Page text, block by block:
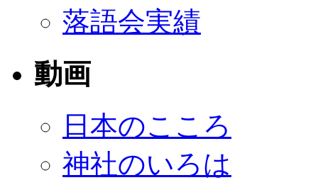
落語会実績
動画
日本のこころ
神社のいろは